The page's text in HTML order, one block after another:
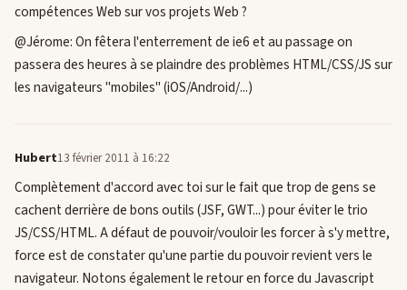
compétences Web sur vos projets Web ?
@Jérome: On fêtera l'enterrement de ie6 et au passage on
passera des heures à se plaindre des problèmes HTML/CSS/JS sur
les navigateurs "mobiles" (iOS/Android/...)
Hubert13 février 2011 à 16:22
Complètement d'accord avec toi sur le fait que trop de gens se
cachent derrière de bons outils (JSF, GWT...) pour éviter le trio
JS/CSS/HTML. A défaut de pouvoir/vouloir les forcer à s'y mettre,
force est de constater qu'une partie du pouvoir revient vers le
navigateur. Notons également le retour en force du Javascript